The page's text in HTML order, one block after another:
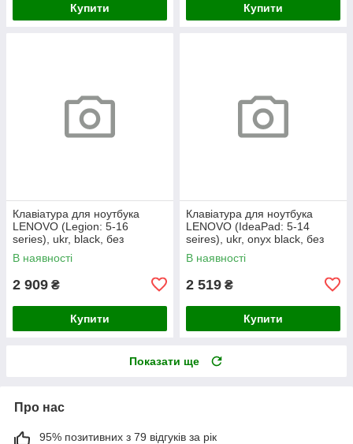
Купити Купити
Клавіатура для ноутбука
LENOVO (Legion: 5-16
series), ukr, black, без
фрейма, підсвічування
клавіш
В наявності
2 909 ₴
Купити
Клавіатура для ноутбука
LENOVO (IdeaPad: 5-14
seires), ukr, onyx black, без
фрейму, підсвічування клавіш
(copilot)
В наявності
2 519 ₴
Купити
Показати ще
Про нас
95% позитивних з 79 відгуків за рік